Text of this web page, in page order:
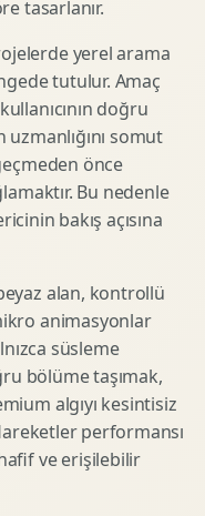
tasarlanır.
yerel arama
tutulur. Amaç
doğru
uzmanlığını somut
önce
Bu nedenle
bakış açısına
alan, kontrollü
animasyonlar
süsleme
bölüme taşımak,
algıyı kesintisiz
performansı
ve erişilebilir